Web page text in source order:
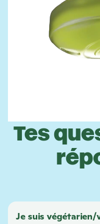
Tes
Je suis végétarien/